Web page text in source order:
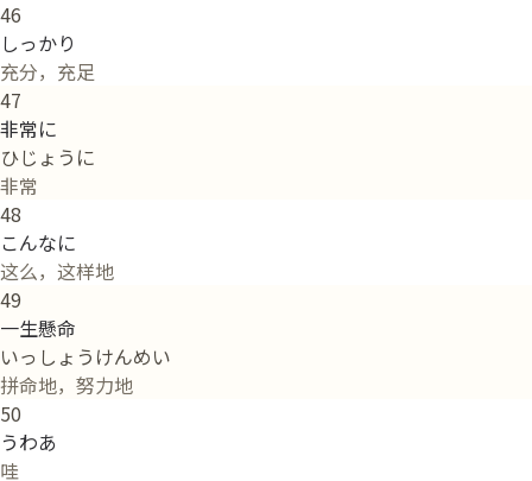
46
しっかり
充分，充足
47
非常に
ひじょうに
非常
48
こんなに
这么，这样地
49
一生懸命
いっしょうけんめい
拼命地，努力地
50
うわあ
哇